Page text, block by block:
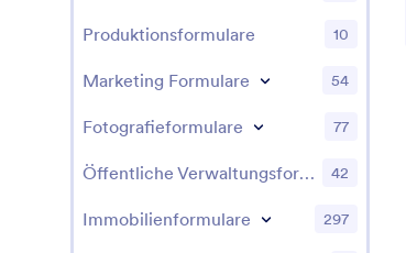
Produktionsformulare 10
Marketing Formulare 54
Fotografieformulare 77
Öffentliche Verwaltungsformulare 42
Immobilienformulare 297